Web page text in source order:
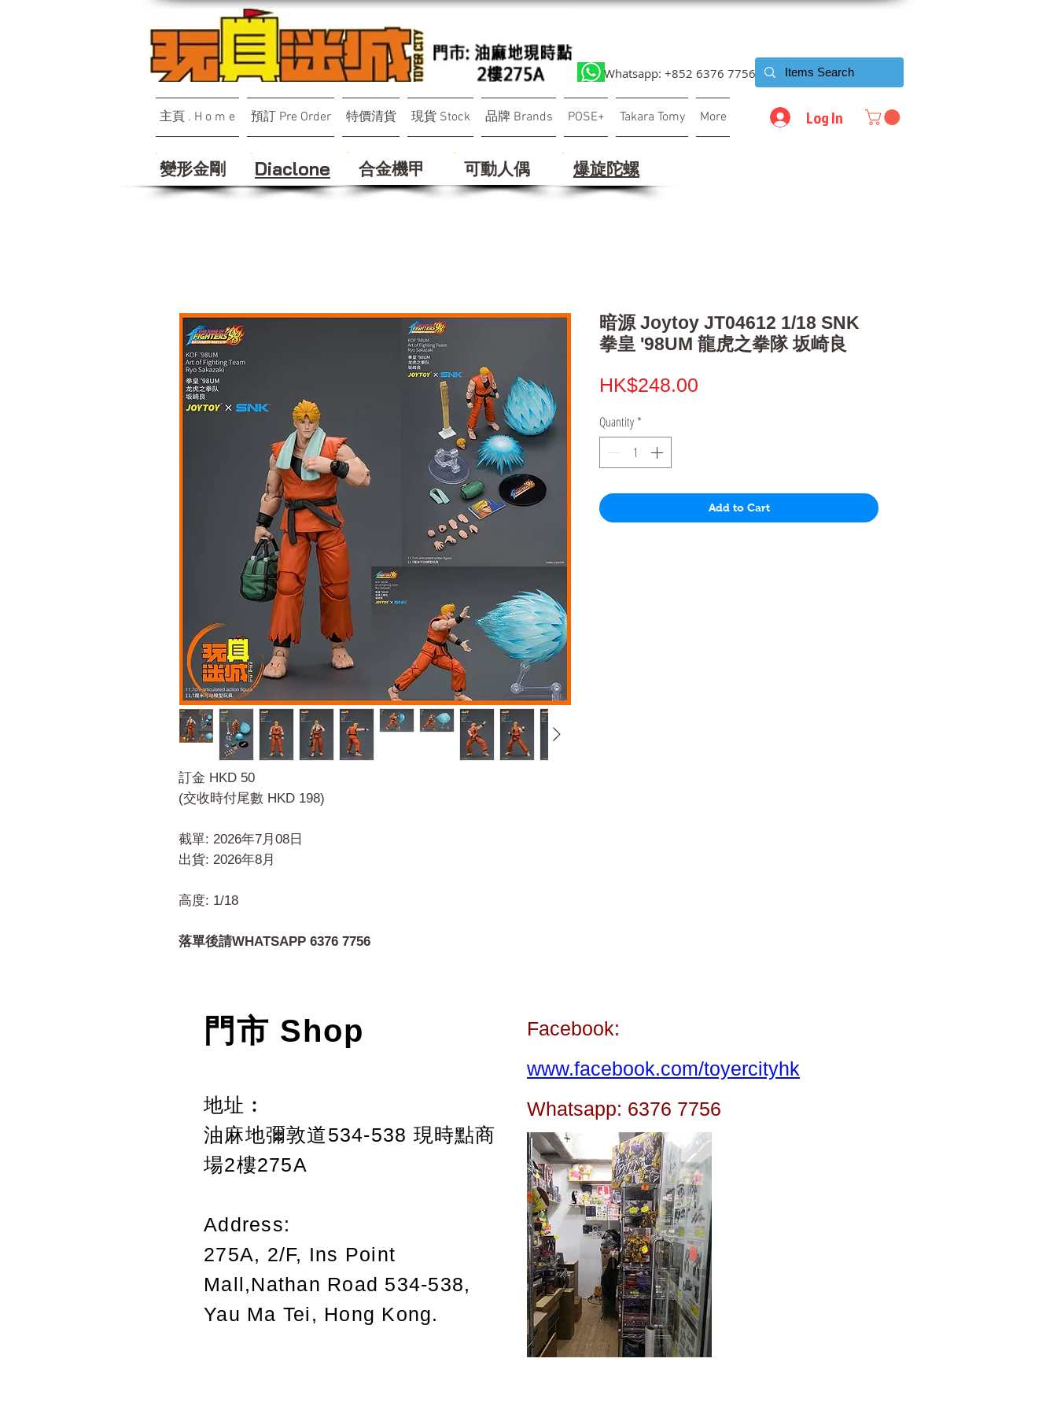
Whatsapp: +852 6376 7756
主頁 . H o m e 預訂 Pre Order 特價清貨 現貨 Stock 品牌 Brands POSE+ Takara Tomy More Log In
變形金剛 Diaclone 合金機甲 可動人偶 ​爆旋陀螺
訂金 HKD 50
(交收時付尾數 HKD 198)
截單: 2026年7月08日
出貨: 2026年8月
高度: 1/18
落單後請WHATSAPP 6376 7756
暗源 Joytoy JT04612 1/18 SNK
拳皇 '98UM 龍虎之拳隊 坂崎良
HK$248.00
Quantity *
Add to Cart
門市 Shop
地址︰
油麻地彌敦道534-538 現時點商
場2樓275A
Address:
275A, 2/F, Ins Point
Mall,Nathan Road 534-538,
Yau Ma Tei, Hong Kong.
Facebook:
www.facebook.com/toyercityhk
Whatsapp: 6376 7756